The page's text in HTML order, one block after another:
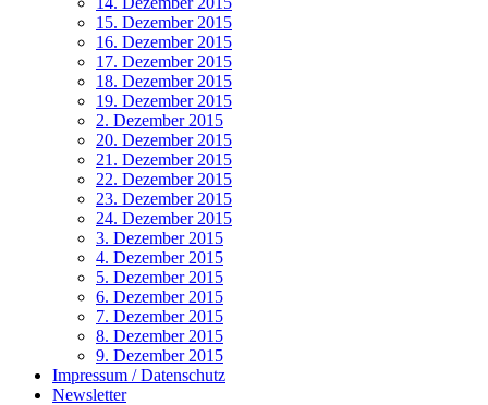
15. Dezember 2015
16. Dezember 2015
17. Dezember 2015
18. Dezember 2015
19. Dezember 2015
2. Dezember 2015
20. Dezember 2015
21. Dezember 2015
22. Dezember 2015
23. Dezember 2015
24. Dezember 2015
3. Dezember 2015
4. Dezember 2015
5. Dezember 2015
6. Dezember 2015
7. Dezember 2015
8. Dezember 2015
9. Dezember 2015
Impressum / Datenschutz
Newsletter